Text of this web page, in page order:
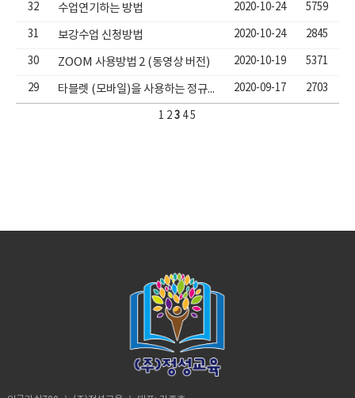
32 수업연기하는 방법 2020-10-24 5759
31 보강수업 신청방법 2020-10-24 2845
30 ZOOM 사용방법 2 (동영상 버전) 2020-10-19 5371
29 타블렛 (모바일)을 사용하는 정규수업방법( 테스트와 다름) 2020-09-17 2703
1 2 3 45